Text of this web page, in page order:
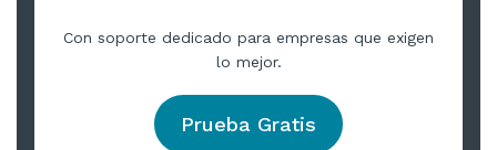
Con soporte dedicado para empresas que exigen
lo mejor.
Prueba Gratis